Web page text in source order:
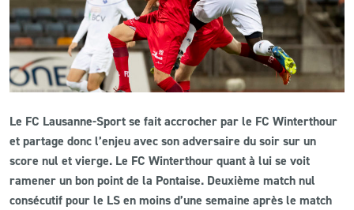
CLUB
CONTACT
ACTUALITÉS
LS E-SHOP
L’APP DU LS
Le FC Lausanne-Sport se fait accrocher par le FC Winterthour
et partage donc l’enjeu avec son adversaire du soir sur un
score nul et vierge. Le FC Winterthour quant à lui se voit
ramener un bon point de la Pontaise. Deuxième match nul
consécutif pour le LS en moins d’une semaine après le match